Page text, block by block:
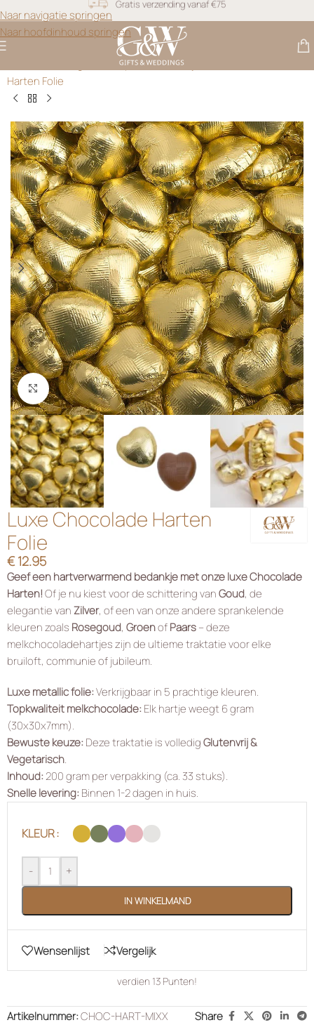
Naar navigatie springen
Naar hoofdinhoud springen
Snel geleverd
Gratis personalisatie
Snoep voor Bedankjes
Harten Folie
Klik om te vergroten
Luxe Chocolade Harten
Folie
€12.95
Geef een hartverwarmend bedankje met onze luxe Chocolade
Harten!Of je nu kiest voor de schittering vanGoud, de
elegantie vanZilver, of een van onze andere sprankelende
kleuren zoals Rosegoud, GroenofPaars– deze
melkchocoladehartjes zijn de ultieme traktatie voor elke
bruiloft, communie of jubileum.
Luxe metallic folie:Verkrijgbaar in 5 prachtige kleuren.
Topkwaliteit melkchocolade:Elk hartje weegt 6 gram
(30x30x7mm).
Bewuste keuze:Deze traktatie is volledigGlutenvrij &
Vegetarisch.
Inhoud:200 gram per verpakking (ca. 33 stuks).
Snelle levering:Binnen 1-2 dagen in huis.
KLEUR
- +
IN WINKELMAND
Wensenlijst Vergelijk
verdien 13 Punten!
Artikelnummer:CHOC-HART-MIXX Share